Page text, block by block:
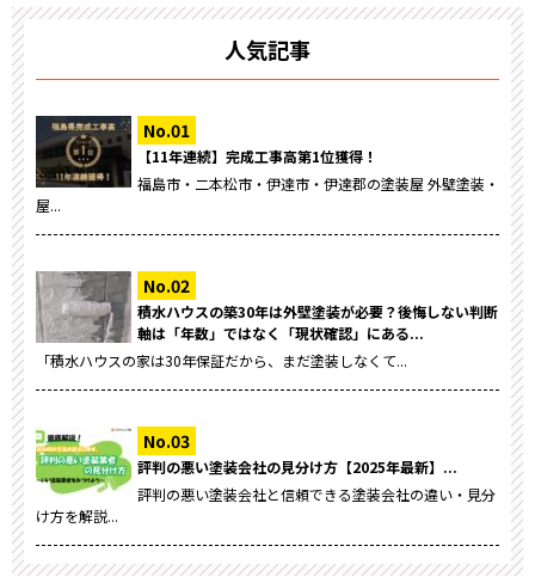
人気記事
【11年連続】完成工事高第1位獲得！
福島市・二本松市・伊達市・伊達郡の塗装屋 外壁塗装・
屋...
積水ハウスの築30年は外壁塗装が必要？後悔しない判断
軸は「年数」ではなく「現状確認」にある...
「積水ハウスの家は30年保証だから、まだ塗装しなくて...
評判の悪い塗装会社の見分け方【2025年最新】...
評判の悪い塗装会社と信頼できる塗装会社の違い・見分
け方を解説...